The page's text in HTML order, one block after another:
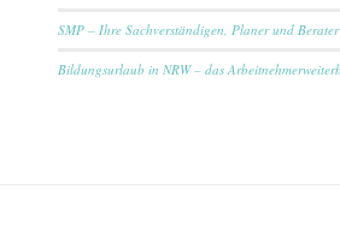
SMP – Ihre Sachverständigen, Planer und
Bildungsurlaub in NRW – das